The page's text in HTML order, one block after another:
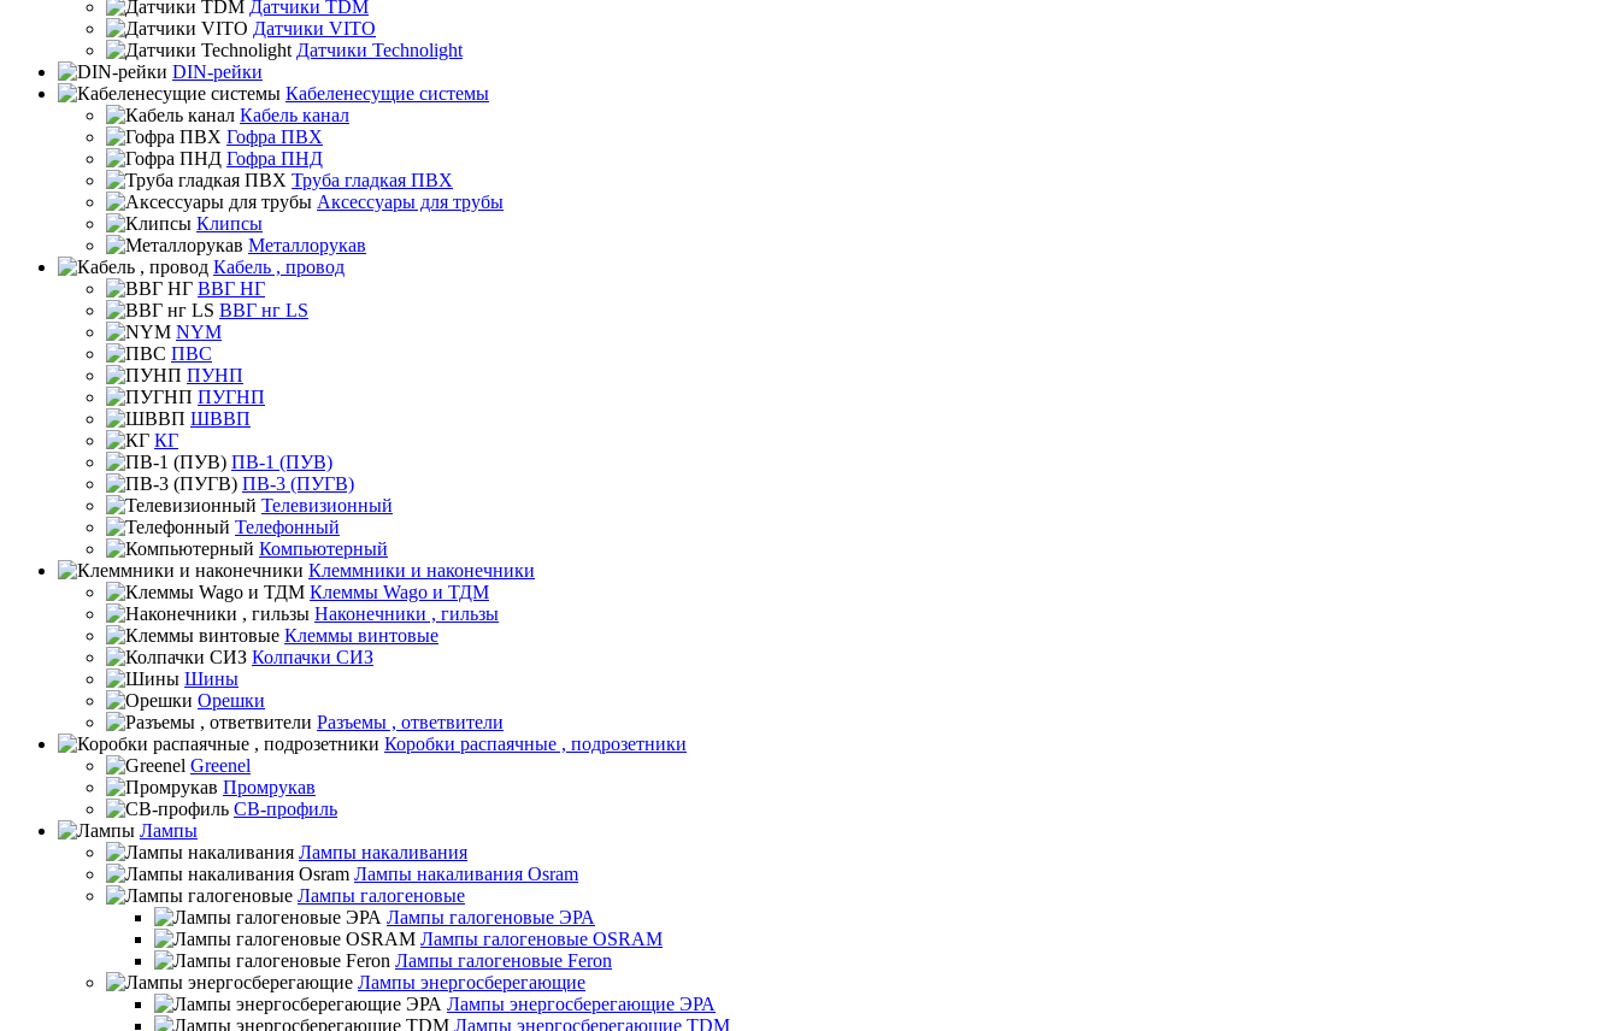
Датчики TDM
Датчики VITO
Датчики Technolight
DIN-рейки
Кабеленесущие системы
Кабель канал
Гофра ПВХ
Гофра ПНД
Труба гладкая ПВХ
Аксессуары для трубы
Клипсы
Металлорукав
Кабель , провод
ВВГ НГ
ВВГ нг LS
NYM
ПВС
ПУНП
ПУГНП
ШВВП
КГ
ПВ-1 (ПУВ)
ПВ-3 (ПУГВ)
Телевизионный
Телефонный
Компьютерный
Клеммники и наконечники
Клеммы Wago и ТДМ
Наконечники , гильзы
Клеммы винтовые
Колпачки СИЗ
Шины
Орешки
Разъемы , ответвители
Коробки распаячные , подрозетники
Greenel
Промрукав
СВ-профиль
Лампы
Лампы накаливания
Лампы накаливания Osram
Лампы галогеновые
Лампы галогеновые ЭРА
Лампы галогеновые OSRAM
Лампы галогеновые Feron
Лампы энергосберегающие
Лампы энергосберегающие ЭРА
Лампы энергосберегающие TDM